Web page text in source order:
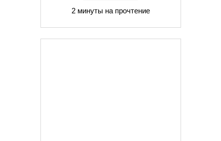
2 минуты на прочтение